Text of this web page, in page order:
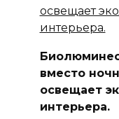
вместо
освещает
интерьера.